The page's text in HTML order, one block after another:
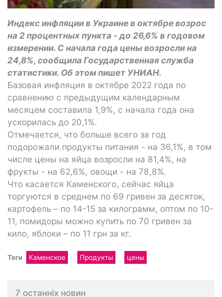
Индекс инфляции в Украине в октябре возрос
на 2 процентных пункта - до 26,6% в годовом
измерении. С начала года цены возросли на
24,8%, сообщила Государственная служба
статистики. Об этом пишет УНИАН.
Базовая инфляция в октябре 2022 года по
сравнению с предыдущим календарным
месяцем составила 1,9%, с начала года она
ускорилась до 20,1%.
Отмечается, что больше всего за год
подорожали продукты питания - на 36,1%, в том
числе цены на яйца возросли на 81,4%, на
фрукты - на 62,6%, овощи - на 78,8%.
Что касается Каменского, сейчас яйца
торгуются в среднем по 69 гривен за десяток,
картофель – по 14-15 за килограмм, оптом по 10-
11, помидоры можно купить по 70 гривен за
кило, яблоки – по 11 грн за кг.
Теги Каменское Продукты цены
7 останніх новин